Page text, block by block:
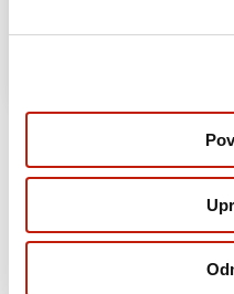
Finance 07.07.2026